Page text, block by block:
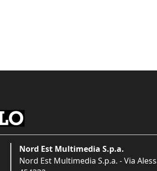
Nord Est Multimedia S.p.a.
Nord Est Multimedia S.p.a. - Via